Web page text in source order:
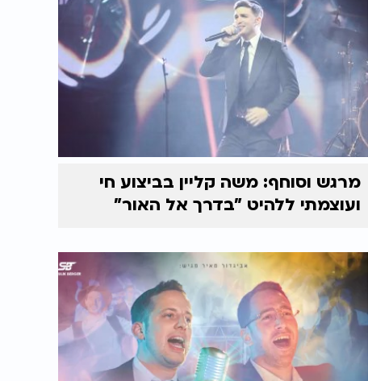
מרגש וסוחף: משה קליין בביצוע חי
ועוצמתי ללהיט "בדרך אל האור"